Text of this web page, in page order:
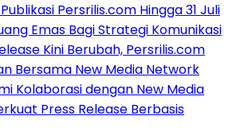
Persrilis.com Hingga 31 Juli
Emas Bagi Strategi Komunikasi
Kini Berubah, Persrilis.com
Bersama New Media Network
Kolaborasi dengan New Media
Press Release Berbasis